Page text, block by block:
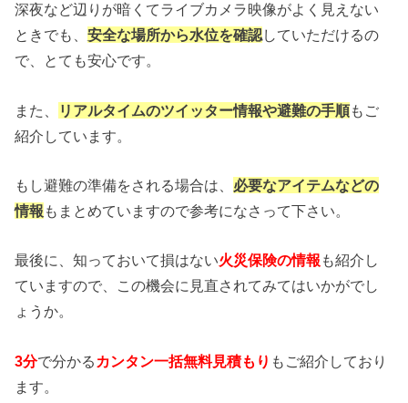
深夜など辺りが暗くてライブカメラ映像がよく見えない
ときでも、安全な場所から水位を確認していただけるの
で、とても安心です。
また、 リアルタイムのツイッター情報や避難の手順もご
紹介しています。
もし避難の準備をされる場合は、 必要なアイテムなどの
情報 もまとめていますので参考になさって下さい。
最後に、知っておいて損はない火災保険の情報 も紹介し
ていますので、この機会に見直されてみてはいかがでし
ょうか。
3分で分かる カンタン一括無料見積もり もご紹介しており
ます。